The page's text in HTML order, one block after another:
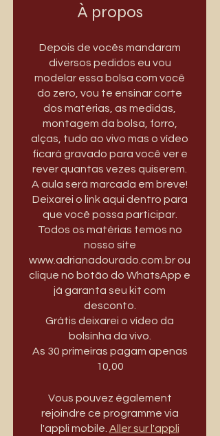
À propos
Depois de vocês mandaram
diversos pedidos eu vou
modelar essa bolsa com você
do zero, vou te ensinar corte
dos matérias, as medidas,
montagem da bolsa, forro,
alças, tudo ao vivo mas o vídeo
ficará gravado para você ver e
rever quantas vezes quiserem.
A aula será marcada em breve!
Deixarei o link aqui dentro para
que você possa participar.
Todos os matérias temos no
nosso site
www.adrianadourado.com.br ou
clique no botão do WhatsApp e
já garanta seu kit com
desconto.
Grátis deixarei o vídeo da
bolsinha da vivo.
As 30 primeiras pagam apenas
10,00
Vous pouvez également
rejoindre ce programme via
l'appli mobile. Aller sur l'appli